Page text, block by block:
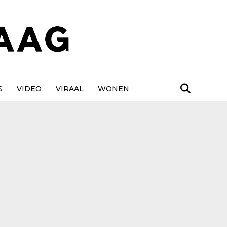
VIDEO VIRAAL WONEN